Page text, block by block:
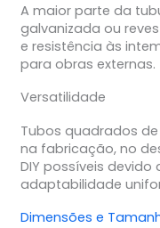
A maior parte da
galvanizada ou
e resistência às
para obras externas.
Versatilidade
Tubos quadrados
na fabricação, no
DIY possíveis
adaptabilidade
Dimensões e